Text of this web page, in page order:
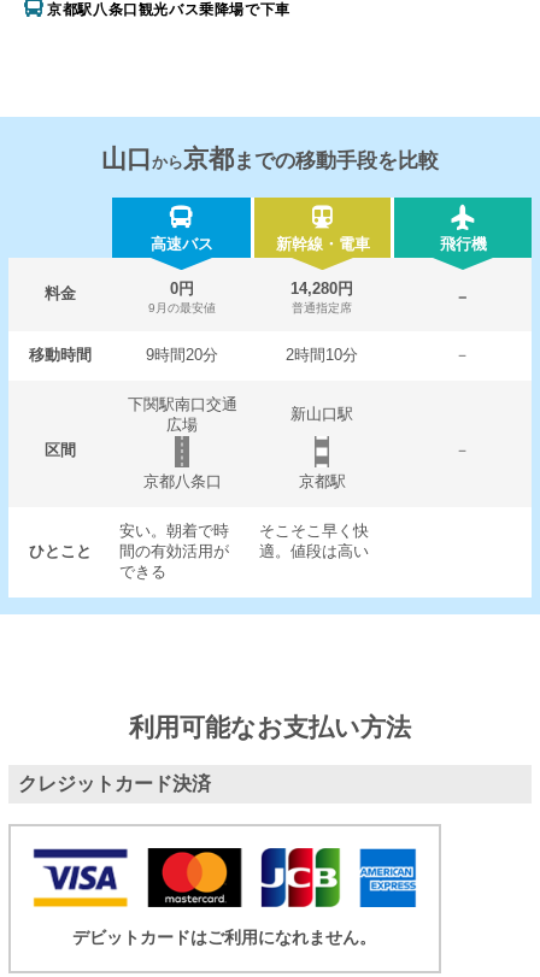
京都駅八条口観光バス乗降場で下車
山口 から京都までの移動手段を比較
高速バス 新幹線・電車 飛行機
料金 0円
9月の最安値
14,280円
普通指定席
－
移動時間 9時間20分 2時間10分 －
区間
下関駅南口交通
広場
新山口駅
－
京都八条口
京都駅
ひとこと
安い。朝着で時
間の有効活用が
できる
そこそこ早く快
適。値段は高い
利用可能なお支払い方法
クレジットカード決済
デビットカードはご利用になれません。